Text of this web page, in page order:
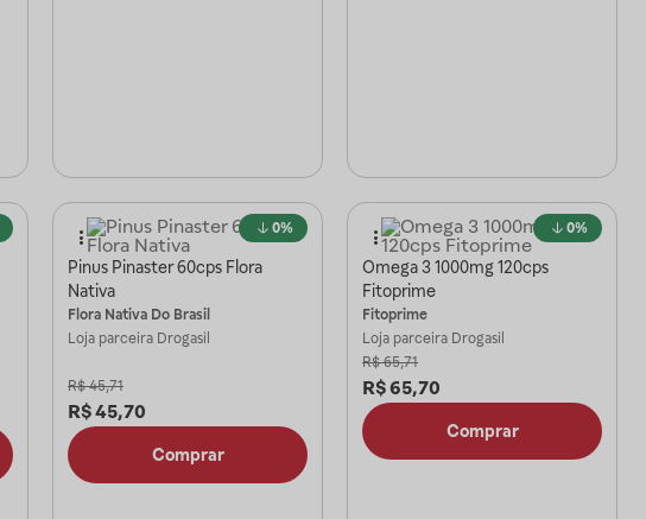
0%
Pinus Pinaster 60cps Flora
Nativa
Flora Nativa Do Brasil
Loja parceira Drogasil
R$ 45,71
R$45,70
Comprar
0%
Omega 3 1000mg 120cps
Fitoprime
Fitoprime
Loja parceira Drogasil
R$ 65,71
R$65,70
Comprar